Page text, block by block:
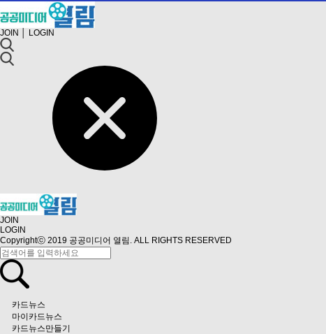
JOIN LOGIN
JOIN
LOGIN
Copyrightⓒ 2019 공공미디어 열림. ALL RIGHTS RESERVED
카드뉴스
마이카드뉴스
카드뉴스만들기